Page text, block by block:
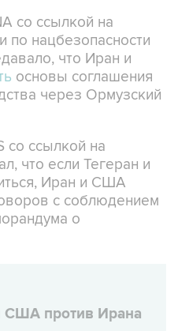
со ссылкой на
по нацбезопасности
что Иран и
основы соглашения
через Ормузский
со ссылкой на
что если Тегеран и
Иран и США
с соблюдением
о
США против Ирана